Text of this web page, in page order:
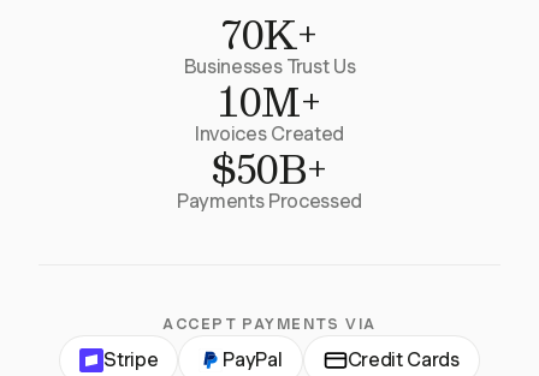
70K+
Businesses Trust Us
10M+
Invoices Created
$50B+
Payments Processed
ACCEPT PAYMENTS VIA
Stripe PayPal Credit Cards